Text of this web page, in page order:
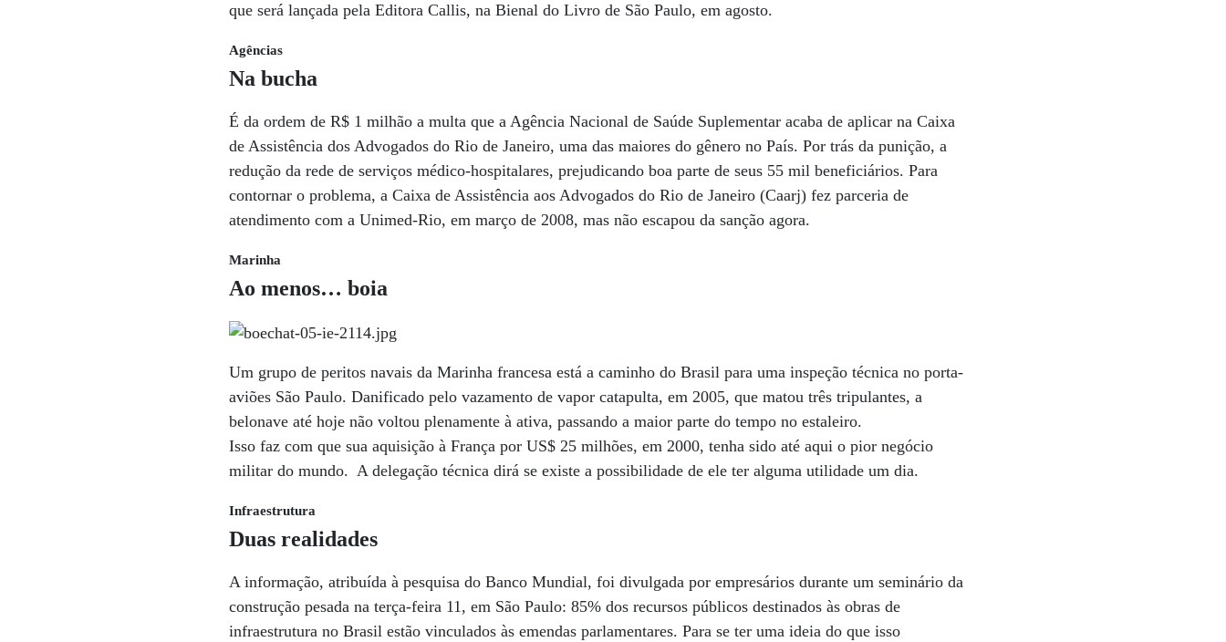
que será lançada pela Editora Callis, na Bienal do Livro de São Paulo, em agosto.
Agências
Na bucha
É da ordem de R$ 1 milhão a multa que a Agência Nacional de Saúde Suplementar acaba de aplicar na Caixa
de Assistência dos Advogados do Rio de Janeiro, uma das maiores do gênero no País. Por trás da punição, a
redução da rede de serviços médico-hospitalares, prejudicando boa parte de seus 55 mil beneficiários. Para
contornar o problema, a Caixa de Assistência aos Advogados do Rio de Janeiro (Caarj) fez parceria de
atendimento com a Unimed-Rio, em março de 2008, mas não escapou da sanção agora.
Marinha
Ao menos… boia
Um grupo de peritos navais da Marinha francesa está a caminho do Brasil para uma inspeção técnica no porta-
aviões São Paulo. Danificado pelo vazamento de vapor catapulta, em 2005, que matou três tripulantes, a
belonave até hoje não voltou plenamente à ativa, passando a maior parte do tempo no estaleiro.
Isso faz com que sua aquisição à França por US$ 25 milhões, em 2000, tenha sido até aqui o pior negócio
militar do mundo. A delegação técnica dirá se existe a possibilidade de ele ter alguma utilidade um dia.
Infraestrutura
Duas realidades
A informação, atribuída à pesquisa do Banco Mundial, foi divulgada por empresários durante um seminário da
construção pesada na terça-feira 11, em São Paulo: 85% dos recursos públicos destinados às obras de
infraestrutura no Brasil estão vinculados às emendas parlamentares. Para se ter uma ideia do que isso